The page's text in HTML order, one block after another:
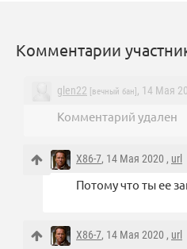
Комментарии
glen22 [вечный бан] , 14 Мая
Комментарий удален
X86-7, 14 Мая 2020 , url
Потому что ты ее
X86-7, 14 Мая 2020 , url